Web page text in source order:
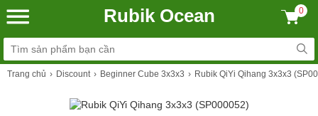
Rubik Ocean 0
Trang chủ Discount Beginner Cube 3x3x3 Rubik QiYi Qihang 3x3x3